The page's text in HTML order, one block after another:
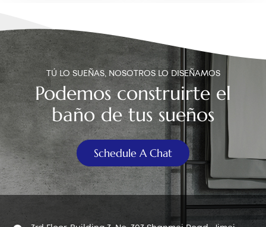
montaje superior de 40
mm, 50 mm y 60 mm.
TÚ LO SUEÑAS, NOSOTROS LO DISEÑAMOS
Podemos construirte el
baño de tus sueños
Schedule A Chat